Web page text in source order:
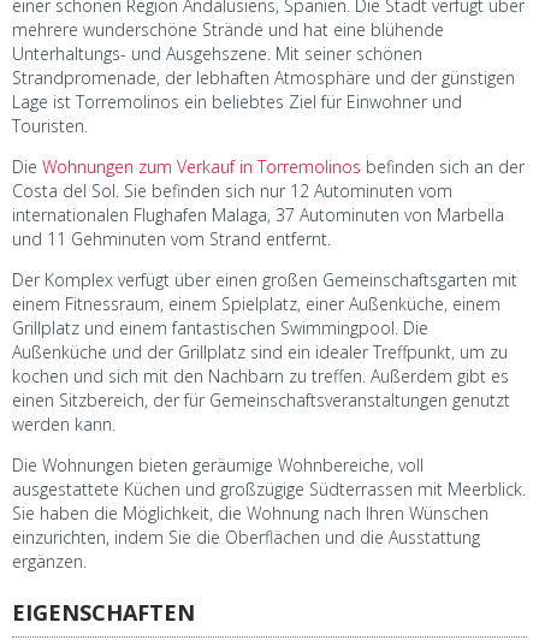
einer schönen Region Andalusiens, Spanien. Die Stadt verfügt über
mehrere wunderschöne Strände und hat eine blühende
Unterhaltungs- und Ausgehszene. Mit seiner schönen
Strandpromenade, der lebhaften Atmosphäre und der günstigen
Lage ist Torremolinos ein beliebtes Ziel für Einwohner und
Touristen.
Die Wohnungen zum Verkauf in Torremolinos befinden sich an der
Costa del Sol. Sie befinden sich nur 12 Autominuten vom
internationalen Flughafen Malaga, 37 Autominuten von Marbella
und 11 Gehminuten vom Strand entfernt.
Der Komplex verfügt über einen großen Gemeinschaftsgarten mit
einem Fitnessraum, einem Spielplatz, einer Außenküche, einem
Grillplatz und einem fantastischen Swimmingpool. Die
Außenküche und der Grillplatz sind ein idealer Treffpunkt, um zu
kochen und sich mit den Nachbarn zu treffen. Außerdem gibt es
einen Sitzbereich, der für Gemeinschaftsveranstaltungen genutzt
werden kann.
Die Wohnungen bieten geräumige Wohnbereiche, voll
ausgestattete Küchen und großzügige Südterrassen mit Meerblick.
Sie haben die Möglichkeit, die Wohnung nach Ihren Wünschen
einzurichten, indem Sie die Oberflächen und die Ausstattung
ergänzen.
EIGENSCHAFTEN